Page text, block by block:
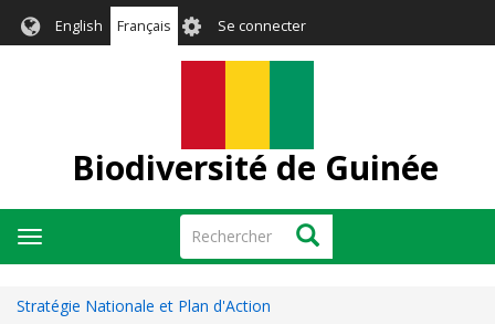
English Français User
account
Se connecter
Biodiversité de Guinée
Rechercher Rechercher
Toggle
navigation
Stratégie Nationale et Plan d'Action